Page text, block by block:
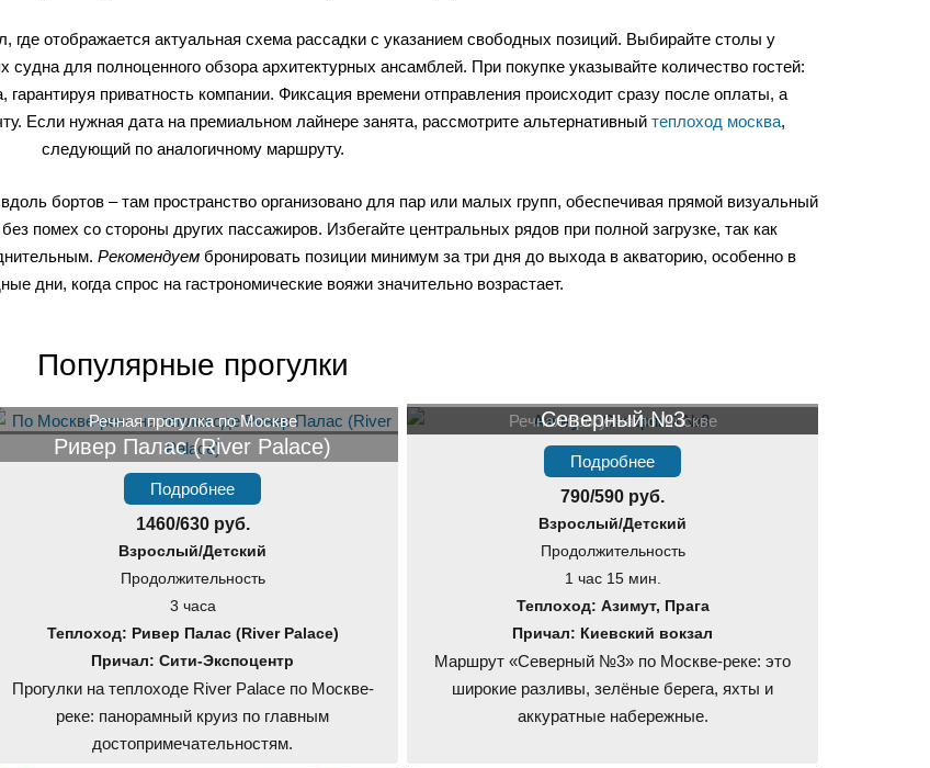
где отображается актуальная схема рассадки с указанием свободных позиций. Выбирайте столы у
судна для полноценного обзора архитектурных ансамблей. При покупке указывайте количество гостей:
гарантируя приватность компании. Фиксация времени отправления происходит сразу после оплаты, а
Если нужная дата на премиальном лайнере занята, рассмотрите альтернативный теплоход москва,
следующий по аналогичному маршруту.
бортов – там пространство организовано для пар или малых групп, обеспечивая прямой визуальный
помех со стороны других пассажиров. Избегайте центральных рядов при полной загрузке, так как
Рекомендуем бронировать позиции минимум за три дня до выхода в акваторию, особенно в
дни, когда спрос на гастрономические вояжи значительно возрастает.
Популярные прогулки
Речная прогулка по Москве
Ривер Палас (River Palace)
Подробнее
1460/630 руб.
Взрослый/Детский
Продолжительность
3 часа
Теплоход: Ривер Палас (River Palace)
Причал: Сити-Экспоцентр
Прогулки на теплоходе River Palace по Москве-
реке: панорамный круиз по главным
достопримечательностям.
Речная прогулка по Москве
Северный №3
Подробнее
790/590 руб.
Взрослый/Детский
Продолжительность
1 час 15 мин.
Теплоход: Азимут, Прага
Причал: Киевский вокзал
Маршрут «Северный №3» по Москве-реке: это
широкие разливы, зелёные берега, яхты и
аккуратные набережные.